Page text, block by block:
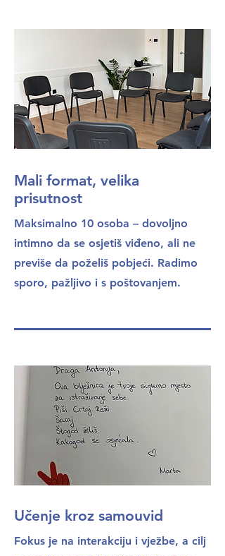
Mali format, velika
prisutnost
Maksimalno 10 osoba – dovoljno
intimno da se osjetiš viđeno, ali ne
previše da poželiš pobjeći. Radimo
sporo, pažljivo i s poštovanjem.
Učenje kroz samouvid
Fokus je na interakciju i vježbe, a cilj